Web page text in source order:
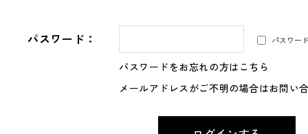
パスワード： パスワー
パスワードをお忘れの方はこちら
メールアドレスがご不明の場合はお問い